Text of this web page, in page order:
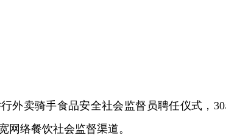
外卖骑手食品安全社会监督员聘任仪式，
网络餐饮社会监督渠道。